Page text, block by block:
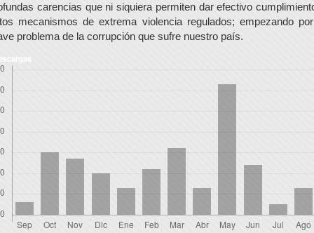
carencias que ni siquiera permiten dar efectivo
mecanismos de extrema violencia regulados; empezando
problema de la corrupción que sufre nuestro país.